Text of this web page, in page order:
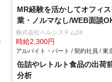
MR経験を活かしてオフィ
業・ノルマなし/WEB面談
株式会社ベルシステム24
時給2,300円
アルバイト・パート / 契約社員 / 東
缶詰やレトルト食品の出荷
分析